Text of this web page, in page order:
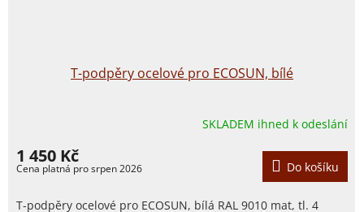
T-podpěry ocelové pro ECOSUN, bílé
SKLADEM ihned k odeslání
1 450 Kč
Do košíku
T-podpěry ocelové pro ECOSUN, bílá RAL 9010 mat, tl. 4